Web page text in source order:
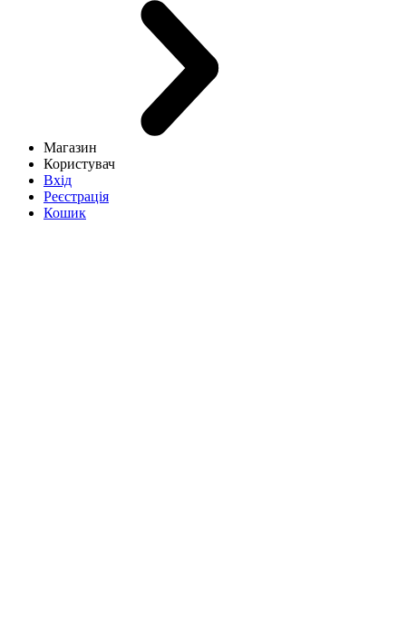
Магазин
Користувач
Вхід
Реєстрація
Кошик